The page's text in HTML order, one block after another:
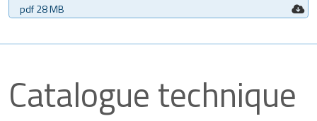
pdf 28 MB
Catalogue technique